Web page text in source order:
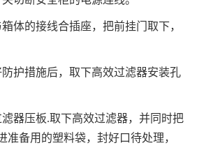
的接线合插座，把前挂门取下，
措施后，取下高效过滤器安装孔
压板.取下高效过滤器，并同时把
准备用的塑料袋，封好口待处理，